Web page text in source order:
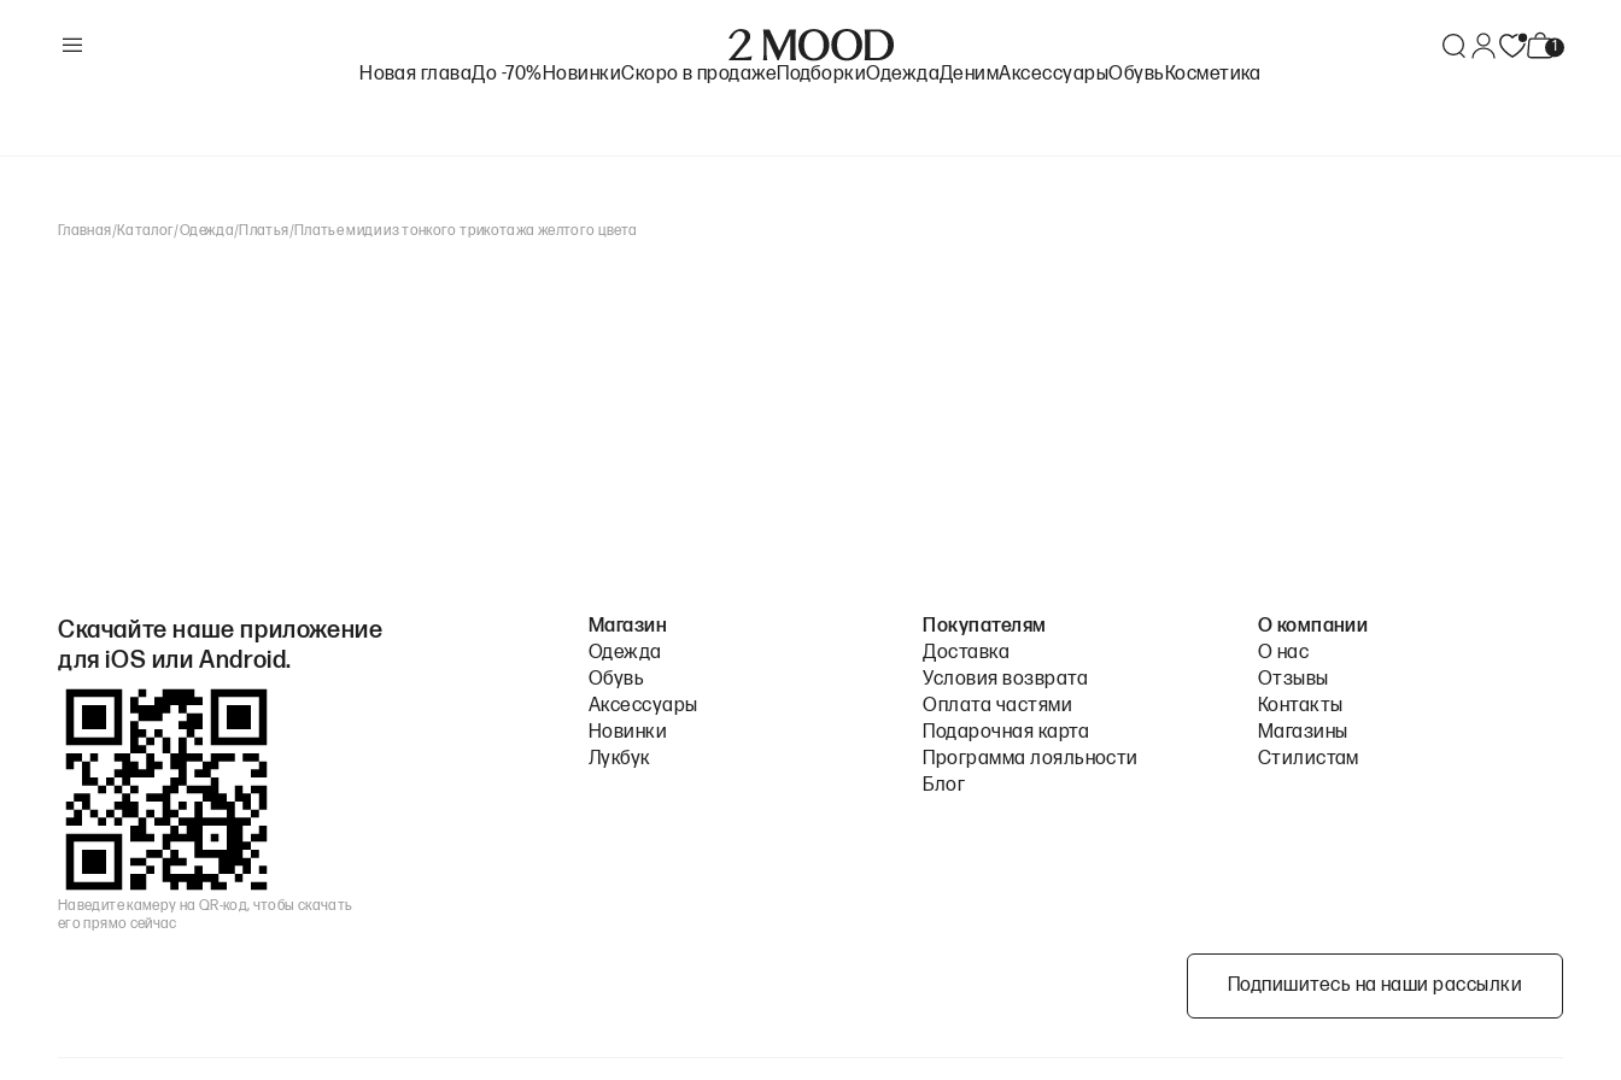
Новая главаДо -70%НовинкиСкоро в продаже ПодборкиОдеждаДенимАксессуарыОбувь Косметика
Главная/Каталог/Одежда/ Платья/Платье миди из тонкого трикотажа желтого цвета
Скачайте наше приложение
для iOS или Android.
Наведите камеру на QR-код, чтобы скачать
его прямо сейчас
Магазин
Одежда
Обувь
Аксессуары
Новинки
Лукбук
Покупателям
Доставка
Условия возврата
Оплата частями
Подарочная карта
Программа лояльности
Блог
О компании
О нас
Отзывы
Контакты
Магазины
Стилистам
Подпишитесь на наши рассылки